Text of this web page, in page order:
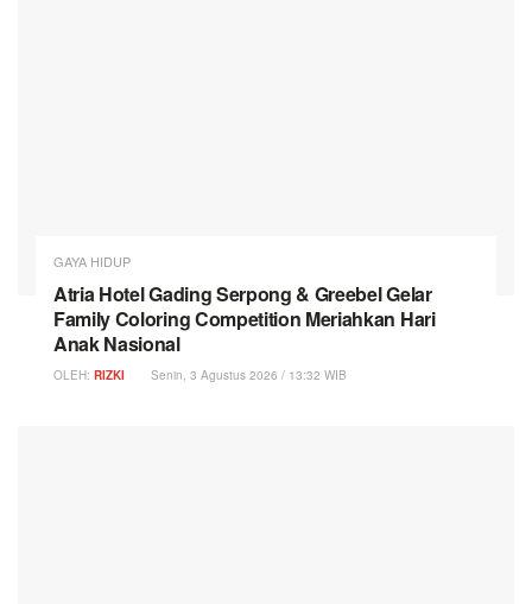
GAYA HIDUP
Atria Hotel Gading Serpong & Greebel Gelar
Family Coloring Competition Meriahkan Hari
Anak Nasional
OLEH: RIZKI Senin, 3 Agustus 2026 / 13:32 WIB